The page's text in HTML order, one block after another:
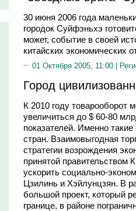
30 июня 2006 года
городок Суйфэньхэ
может, событие в своей
китайских экономических
01 Октября 2005, 11:00 |
Город
К 2010 году
увеличиться до $ 60-80
показателей. Именно
стран. Взаимовыгодная
стратегии возрождения
принятой правительством
ускорить социально-
Цзилинь и Хэйлунцзян. В
большой проект, который
границе, в районе